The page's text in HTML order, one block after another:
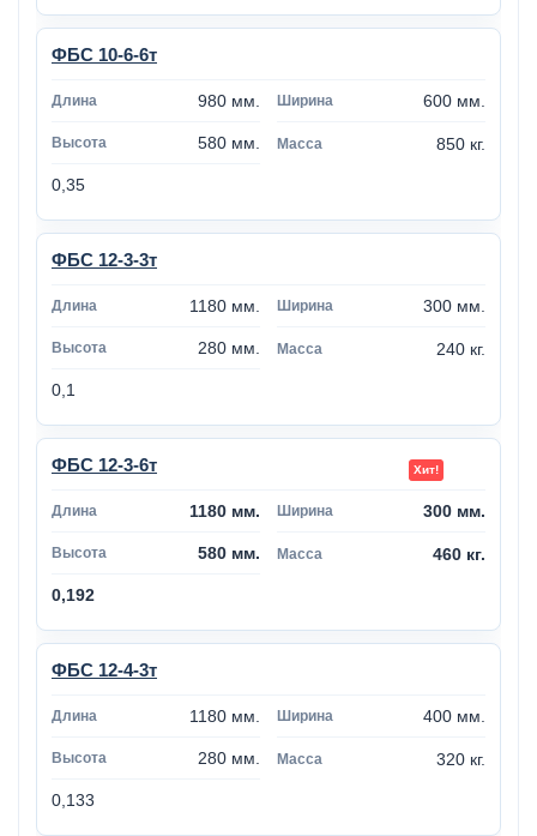
ФБС 10-6-6т
980 мм. 600 мм.
580 мм. 850 кг.
0,35
ФБС 12-3-3т
1180 мм. 300 мм.
280 мм. 240 кг.
0,1
ФБС 12-3-6т
1180 мм. 300 мм.
580 мм. 460 кг.
0,192
ФБС 12-4-3т
1180 мм. 400 мм.
280 мм. 320 кг.
0,133